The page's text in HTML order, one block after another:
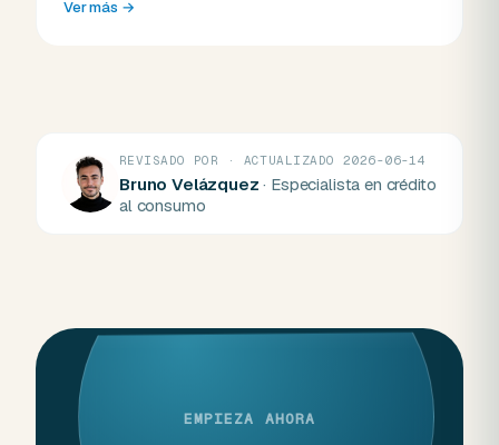
Ver más →
REVISADO POR · ACTUALIZADO 2026-06-14
Bruno Velázquez · Especialista en crédito
al consumo
EMPIEZA AHORA